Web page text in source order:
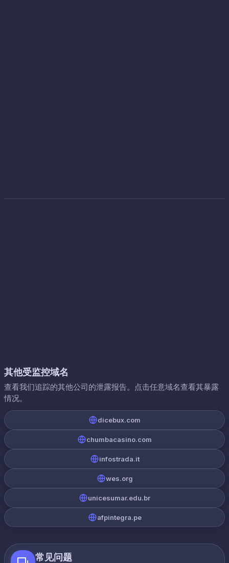
其他受监控域名
查看我们追踪的其他公司的泄露报告。点击任意域名查看其暴露
情况。
dicebux.com
chumbacasino.com
infostrada.it
wes.org
unicesumar.edu.br
afpintegra.pe
常见问题